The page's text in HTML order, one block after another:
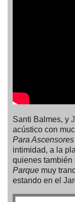
Santi Balmes, y
acústico con
Para Ascensores
intimidad, a la
quienes también
Parque muy
estando en el